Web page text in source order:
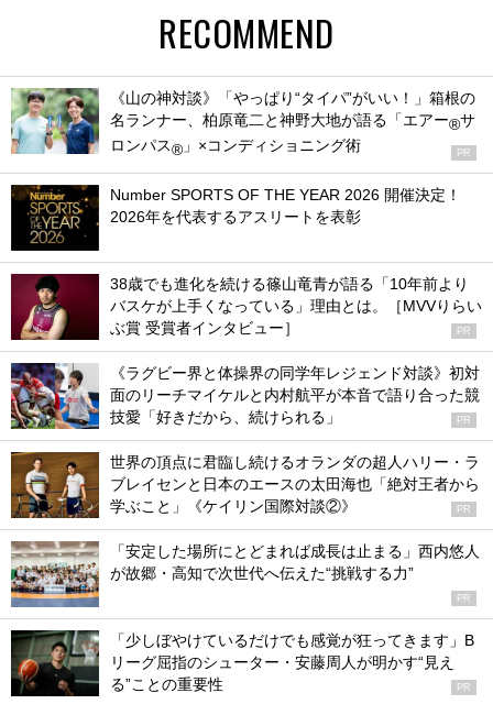
RECOMMEND
《山の神対談》「やっぱり“タイパ”がいい！」箱根の
名ランナー、柏原竜二と神野大地が語る「エアー®サ
ロンパス® 」×コンディショニング術 PR
Number SPORTS OF THE YEAR 2026 開催決定！
2026年を代表するアスリートを表彰
38歳でも進化を続ける篠山竜青が語る「10年前より
バスケが上手くなっている」理由とは。［MVVりらい
ぶ賞 受賞者インタビュー］
PR
《ラグビー界と体操界の同学年レジェンド対談》初対
面のリーチマイケルと内村航平が本音で語り合った競
技愛「好きだから、続けられる」
PR
世界の頂点に君臨し続けるオランダの超人ハリー・ラ
ブレイセンと日本のエースの太田海也「絶対王者から
学ぶこと」《ケイリン国際対談②》
PR
「安定した場所にとどまれば成長は止まる」西内悠人
が故郷・高知で次世代へ伝えた“挑戦する力”
PR
「少しぼやけているだけでも感覚が狂ってきます」B
リーグ屈指のシューター・安藤周人が明かす“見え
る”ことの重要性
PR